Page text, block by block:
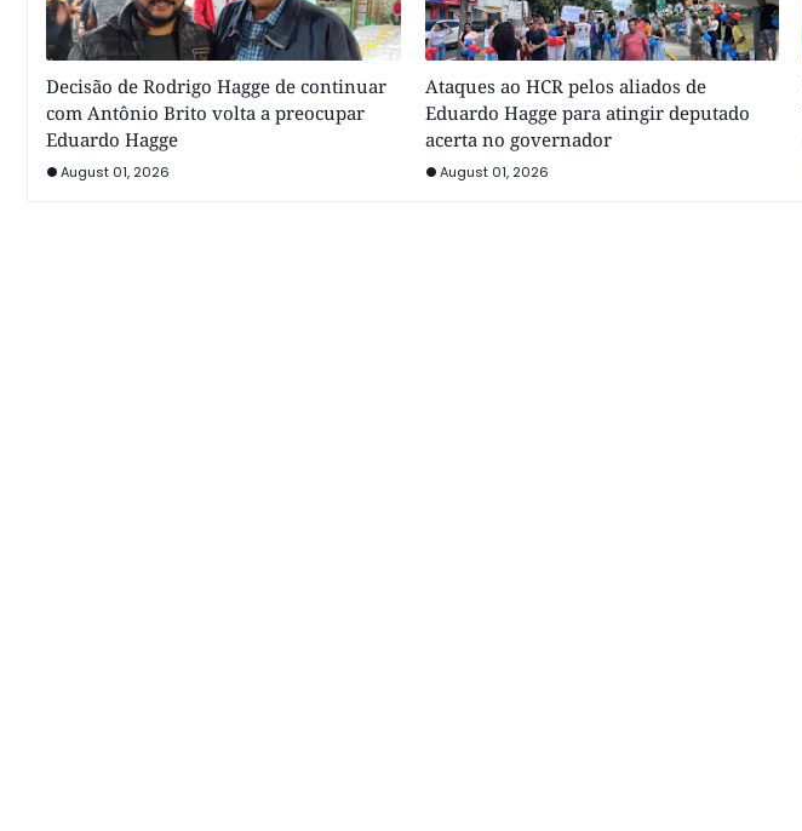
Decisão de Rodrigo Hagge de continuar
com Antônio Brito volta a preocupar
Eduardo Hagge
August 01, 2026
Ataques ao HCR pelos aliados de
Eduardo Hagge para atingir deputado
acerta no governador
August 01, 2026